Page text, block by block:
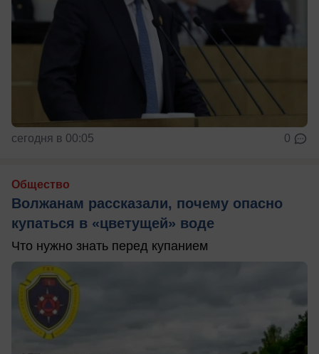
сегодня в 00:05 0
Общество
Волжанам рассказали, почему опасно
купаться в «цветущей» воде
Что нужно знать перед купанием